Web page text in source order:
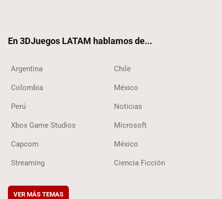
En 3DJuegos LATAM hablamos de...
Argentina Chile
Colombia México
Perú Noticias
Xbox Game Studios Microsoft
Capcom México
Streaming Ciencia Ficción
VER MÁS TEMAS